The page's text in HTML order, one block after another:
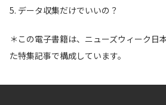
5. データ収集だけでいいの？
＊この電子書籍は、ニューズウィーク日
た特集記事で構成しています。